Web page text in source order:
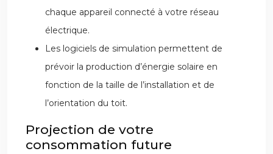
chaque appareil connecté à votre réseau
électrique.
Les logiciels de simulation permettent de
prévoir la production d’énergie solaire en
fonction de la taille de l’installation et de
l’orientation du toit.
Projection de votre
consommation future